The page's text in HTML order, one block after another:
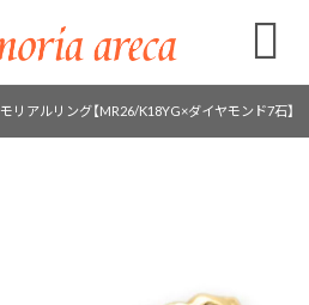

リアルリング【MR26/K18YG×ダイヤモンド7石】